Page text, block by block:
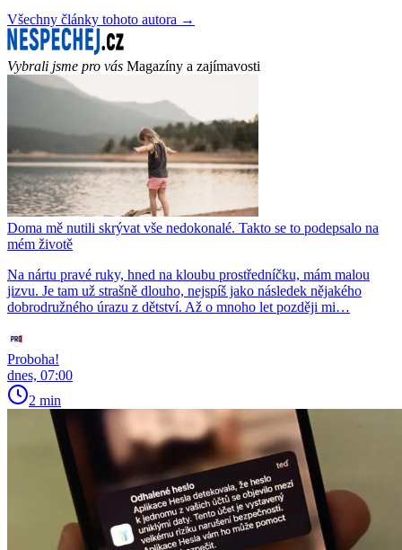
Všechny články tohoto autora →
Vybrali jsme pro vás Magazíny a zajímavosti
Doma mě nutili skrývat vše nedokonalé. Takto se to podepsalo na
mém životě
Na nártu pravé ruky, hned na kloubu prostředníčku, mám malou
jizvu. Je tam už strašně dlouho, nejspíš jako následek nějakého
dobrodružného úrazu z dětství. Až o mnoho let později mi…
Proboha!
dnes, 07:00
2 min